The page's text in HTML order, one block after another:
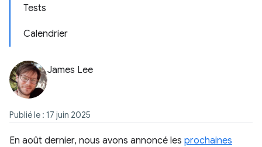
Tests
Calendrier
James Lee
Publié le : 17 juin 2025
En août dernier, nous avons annoncé les prochaines